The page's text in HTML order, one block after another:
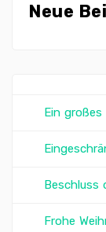
Neue
Ein
Beschluss
Frohe